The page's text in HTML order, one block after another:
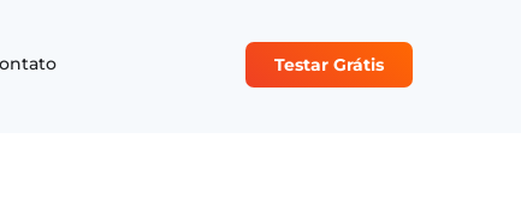
Testar Grátis